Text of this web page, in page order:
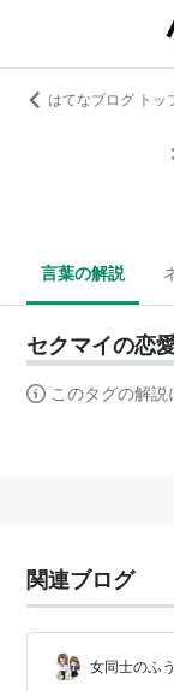
はてなブログ トッ
言葉の解説
セクマイの恋
このタグの解説
関連ブログ
女同士のふ